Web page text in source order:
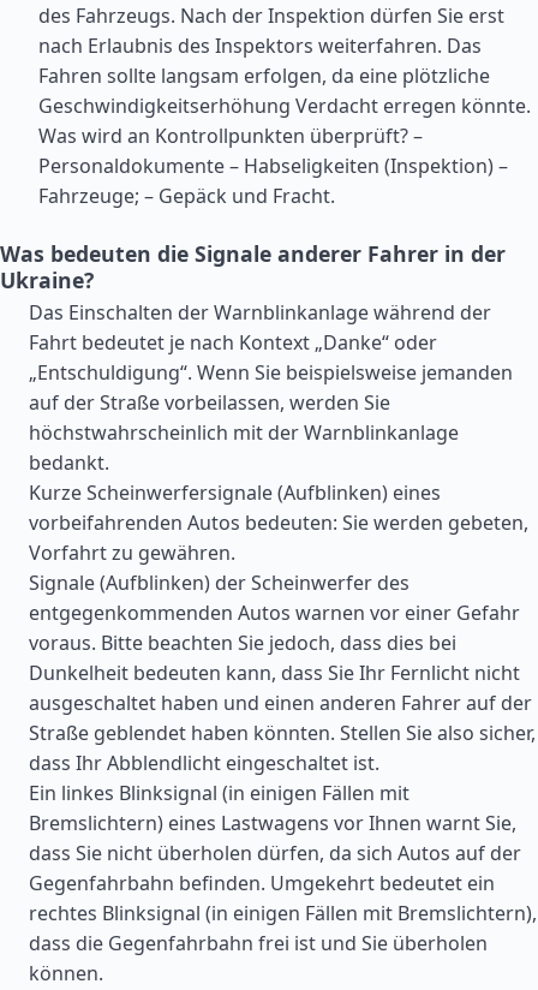
des Fahrzeugs. Nach der Inspektion dürfen Sie erst
nach Erlaubnis des Inspektors weiterfahren. Das
Fahren sollte langsam erfolgen, da eine plötzliche
Geschwindigkeitserhöhung Verdacht erregen könnte.
Was wird an Kontrollpunkten überprüft? –
Personaldokumente – Habseligkeiten (Inspektion) –
Fahrzeuge; – Gepäck und Fracht.
Was bedeuten die Signale anderer Fahrer in der
Ukraine?
Das Einschalten der Warnblinkanlage während der
Fahrt bedeutet je nach Kontext „Danke“ oder
„Entschuldigung“. Wenn Sie beispielsweise jemanden
auf der Straße vorbeilassen, werden Sie
höchstwahrscheinlich mit der Warnblinkanlage
bedankt.
Kurze Scheinwerfersignale (Aufblinken) eines
vorbeifahrenden Autos bedeuten: Sie werden gebeten,
Vorfahrt zu gewähren.
Signale (Aufblinken) der Scheinwerfer des
entgegenkommenden Autos warnen vor einer Gefahr
voraus. Bitte beachten Sie jedoch, dass dies bei
Dunkelheit bedeuten kann, dass Sie Ihr Fernlicht nicht
ausgeschaltet haben und einen anderen Fahrer auf der
Straße geblendet haben könnten. Stellen Sie also sicher,
dass Ihr Abblendlicht eingeschaltet ist.
Ein linkes Blinksignal (in einigen Fällen mit
Bremslichtern) eines Lastwagens vor Ihnen warnt Sie,
dass Sie nicht überholen dürfen, da sich Autos auf der
Gegenfahrbahn befinden. Umgekehrt bedeutet ein
rechtes Blinksignal (in einigen Fällen mit Bremslichtern),
dass die Gegenfahrbahn frei ist und Sie überholen
können.